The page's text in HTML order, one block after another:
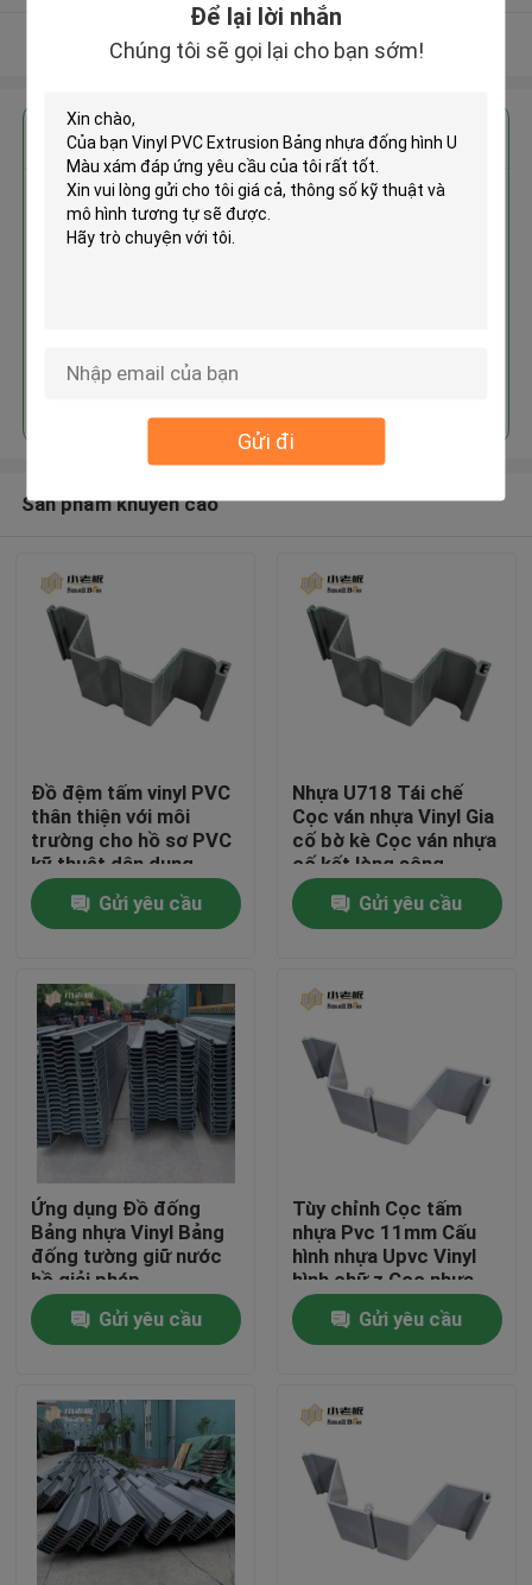
Để lại lời nhắn
Chúng tôi sẽ gọi lại cho bạn sớm!
Gửi đi
Trang Chủ
Về chúng tôi
Tham quan nhà máy
Kiểm soát chất lượng
Liên hệ chúng tôi
blog
Yêu cầu báo giá
MBBR Filter Media
Phương tiện sinh học MBBR
Xem thêm
Nhận giá tốt nhất cho
Vinyl PVC Extrusion Bảng nhựa
đống hình U Màu xám
Tiếp tục
Sản phẩm khuyến cáo
Đồ đệm tấm vinyl PVC
thân thiện với môi
trường cho hồ sơ PVC
kỹ thuật dân dụng
Gửi yêu cầu
Nhựa U718 Tái chế
Cọc ván nhựa Vinyl Gia
cố bờ kè Cọc ván nhựa
cố kết lòng sông
Gửi yêu cầu
Ứng dụng Đồ đống
Bảng nhựa Vinyl Bảng
đống tường giữ nước
hồ giải pháp
Gửi yêu cầu
Tùy chỉnh Cọc tấm
nhựa Pvc 11mm Cấu
hình nhựa Upvc Vinyl
hình chữ z Cọc nhựa
Gửi yêu cầu